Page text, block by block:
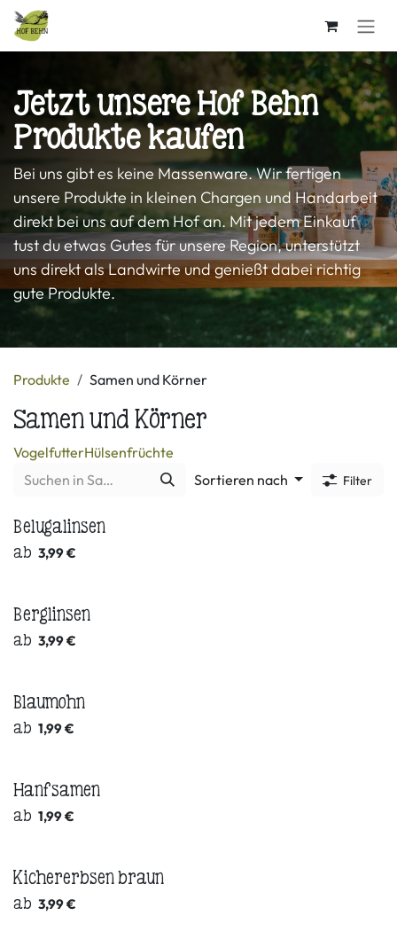
Zum Inhalt springen
Jetzt unsere Hof Behn
Produkte kaufen
Bei uns gibt es keine Massenware. Wir fertigen
unsere Produkte in kleinen Chargen und Handarbeit
direkt bei uns auf dem Hof an. Mit jedem Einkauf
tust du etwas Gutes für unsere Region, unterstützt
uns direkt als Landwirte und genießt dabei richtig
gute Produkte.
Produkte Samen und Körner
Samen und Körner
VogelfutterHülsenfrüchte
Sortieren nach
Filter
Belugalinsen
ab 3,99€
Neu!
Berglinsen
ab 3,99€
Blaumohn
ab 1,99€
Neu!
Hanfsamen
ab 1,99€
Kichererbsen braun
ab 3,99€